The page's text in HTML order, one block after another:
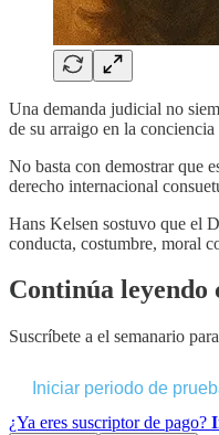
Una demanda judicial no
de su arraigo en la
No basta con demostrar
derecho internacional
Hans Kelsen sostuvo que el
conducta, costumbre, moral
Continúa leyendo
Suscríbete a el semanario
Iniciar periodo de
¿Ya eres suscriptor de pago?